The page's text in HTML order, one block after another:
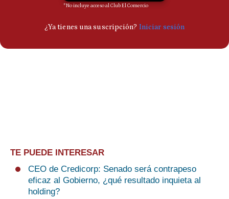
TE PUEDE INTERESAR
CEO de Credicorp: Senado será contrapeso
eficaz al Gobierno, ¿qué resultado inquieta al
holding?